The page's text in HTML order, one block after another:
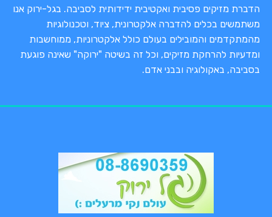
הדברת מזיקים פסיבית ואקטיבית ידידותית לסביבה. בגל-ירוק אנו
משתמשים בכלים להדברה אלקטרונית, ציוד, וטכנולוגיות
מהמתקדמים והמובילים בעולם כולל אלקטרוניות, ממוחשבות
ומדעיות להרחקת מזיקים, וכל זה בשיטה "ירוקה" שאינה פוגעת
בסביבה, באקולוגיה ובבני אדם.